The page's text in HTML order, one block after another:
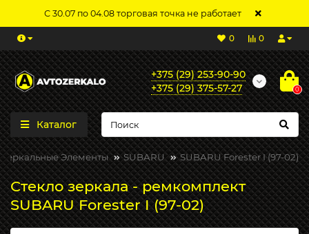
С 30.07 по 04.08 торговая точка не работает
0
0
+375 (29) 253-90-90
+375 (29) 375-57-27
0
Каталог
Зеркальные Элементы SUBARU SUBARU Forester I (97-02)
Стекло зеркала - ремкомплект
SUBARU Forester I (97-02)